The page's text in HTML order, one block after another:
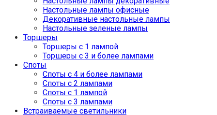
Настольные лампы офисные
Декоративные настольные лампы
Настольные зеленые лампы
Торшеры
Торшеры с 1 лампой
Торшеры с 3 и более лампами
Споты
Споты с 4 и более лампами
Споты с 2 лампами
Споты с 1 лампой
Споты с 3 лампами
Встраиваемые светильники